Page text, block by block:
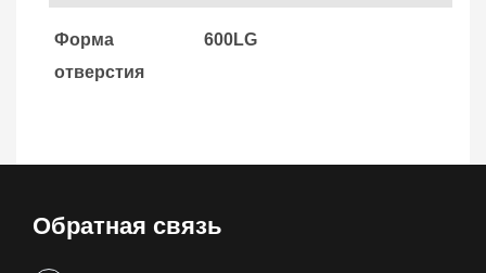
Форма
отверстия
600LG
Обратная связь